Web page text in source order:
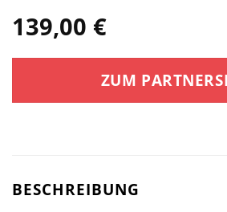
139,00 €
ZUM
BESCHREIBUNG